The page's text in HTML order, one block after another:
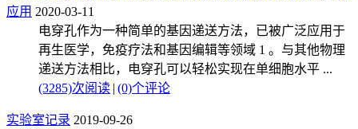
应用 2020-03-11
电穿孔作为一种简单的基因递送方法，已被广泛应用于
再生医学，免疫疗法和基因编辑等领域 1 。与其他物理
递送方法相比，电穿孔可以轻松实现在单细胞水平 ...
(3285)次阅读 | (0)个评论
实验室记录 2019-09-26